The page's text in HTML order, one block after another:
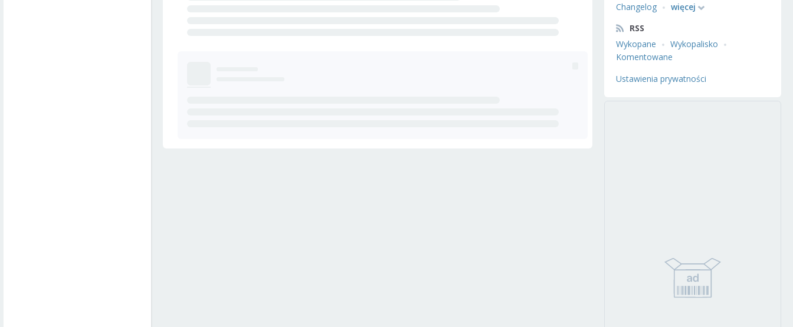
Changelog
więcej
RSS
Wykopane
Wykopalisko
Komentowane
Ustawienia prywatności